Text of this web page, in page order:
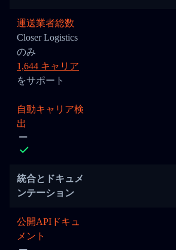
運送業者総数
Closer Logistics
のみ
1,644 キャリア
をサポート
自動キャリア検
出
統合とドキュメ
ンテーション
公開APIドキュ
メント